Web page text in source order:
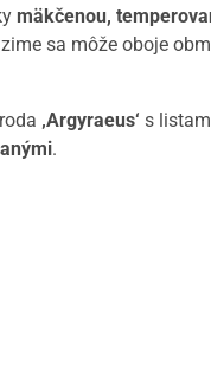
mäkčenou,
zime sa môže oboje
‚Argyraeus‘ s
.